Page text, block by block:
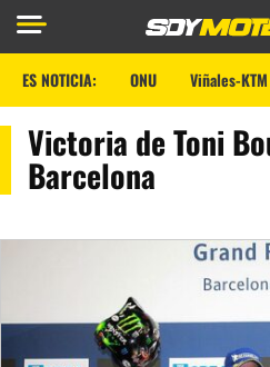
ES NOTICIA: ONU Viñales-KTM
Victoria de Toni
Barcelona